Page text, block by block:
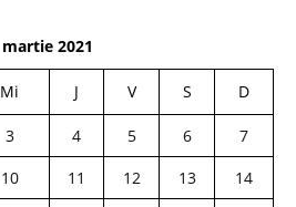
martie 2021
Mi J V S D
3 4 5 6
7
10 11 12 13
14